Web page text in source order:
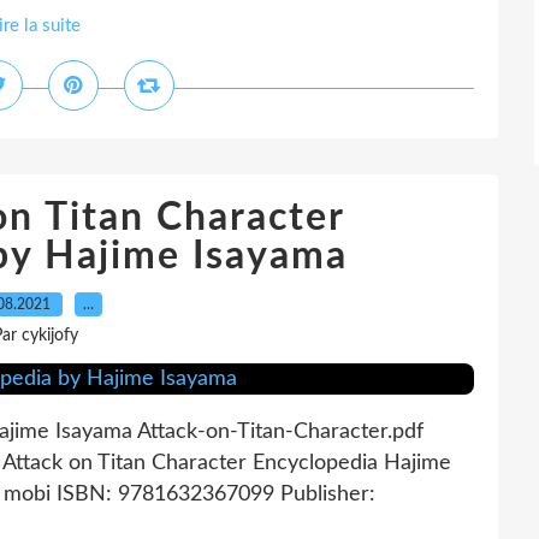
la suite
Titan Character
Hajime Isayama
…
cykijofy
Isayama Attack-on-Titan-Character.pdf
on Titan Character Encyclopedia Hajime
ISBN: 9781632367099 Publisher: